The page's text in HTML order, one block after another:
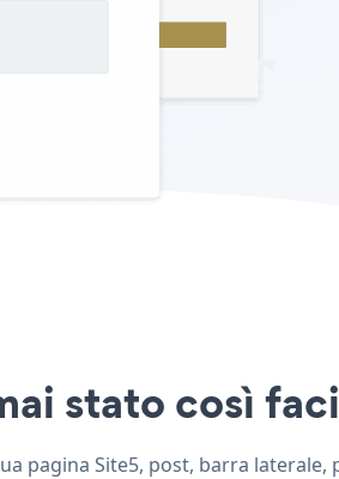
stato così
pagina Site5, post, barra laterale,